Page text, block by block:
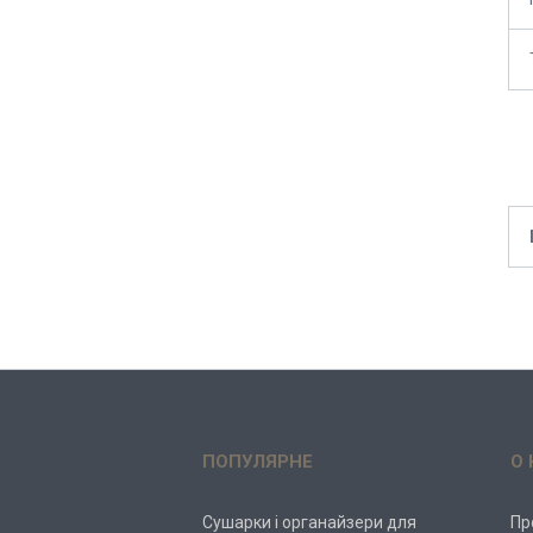
ПОПУЛЯРНЕ
Сушарки і органайзери для
О